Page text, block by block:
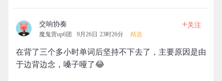
交响协奏
魔鬼营up6团 9月26日 23时26分 精选
+关注
在背了三个多小时单词后坚持不下去了，主要原因是由
于边背边念，嗓子哑了😂